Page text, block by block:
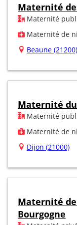
Maternité
Maternité
Maternité de
Beaune (21200)
Maternité du
Maternité
Maternité de
Dijon (21000)
Maternité
Bourgogne